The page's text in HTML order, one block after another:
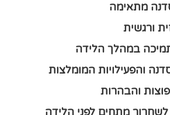
מתאימה
ורגשית
במהלך הלידה
והפעילויות המומלצות
והבהרות
לשחרור מתחים לפני הלידה